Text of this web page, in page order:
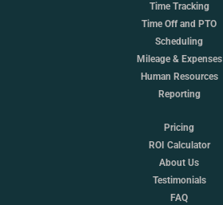
Time Tracking
Time Off and PTO
Scheduling
Mileage & Expenses
Human Resources
Reporting
Pricing
ROI Calculator
About Us
Testimonials
FAQ